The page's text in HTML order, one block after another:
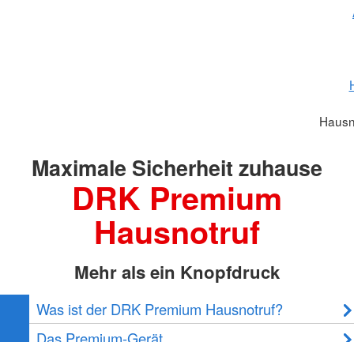
Maximale Sicherheit zuhause
DRK Premium
Hausnotruf
Mehr als ein Knopfdruck
Was ist der DRK Premium Hausnotruf?